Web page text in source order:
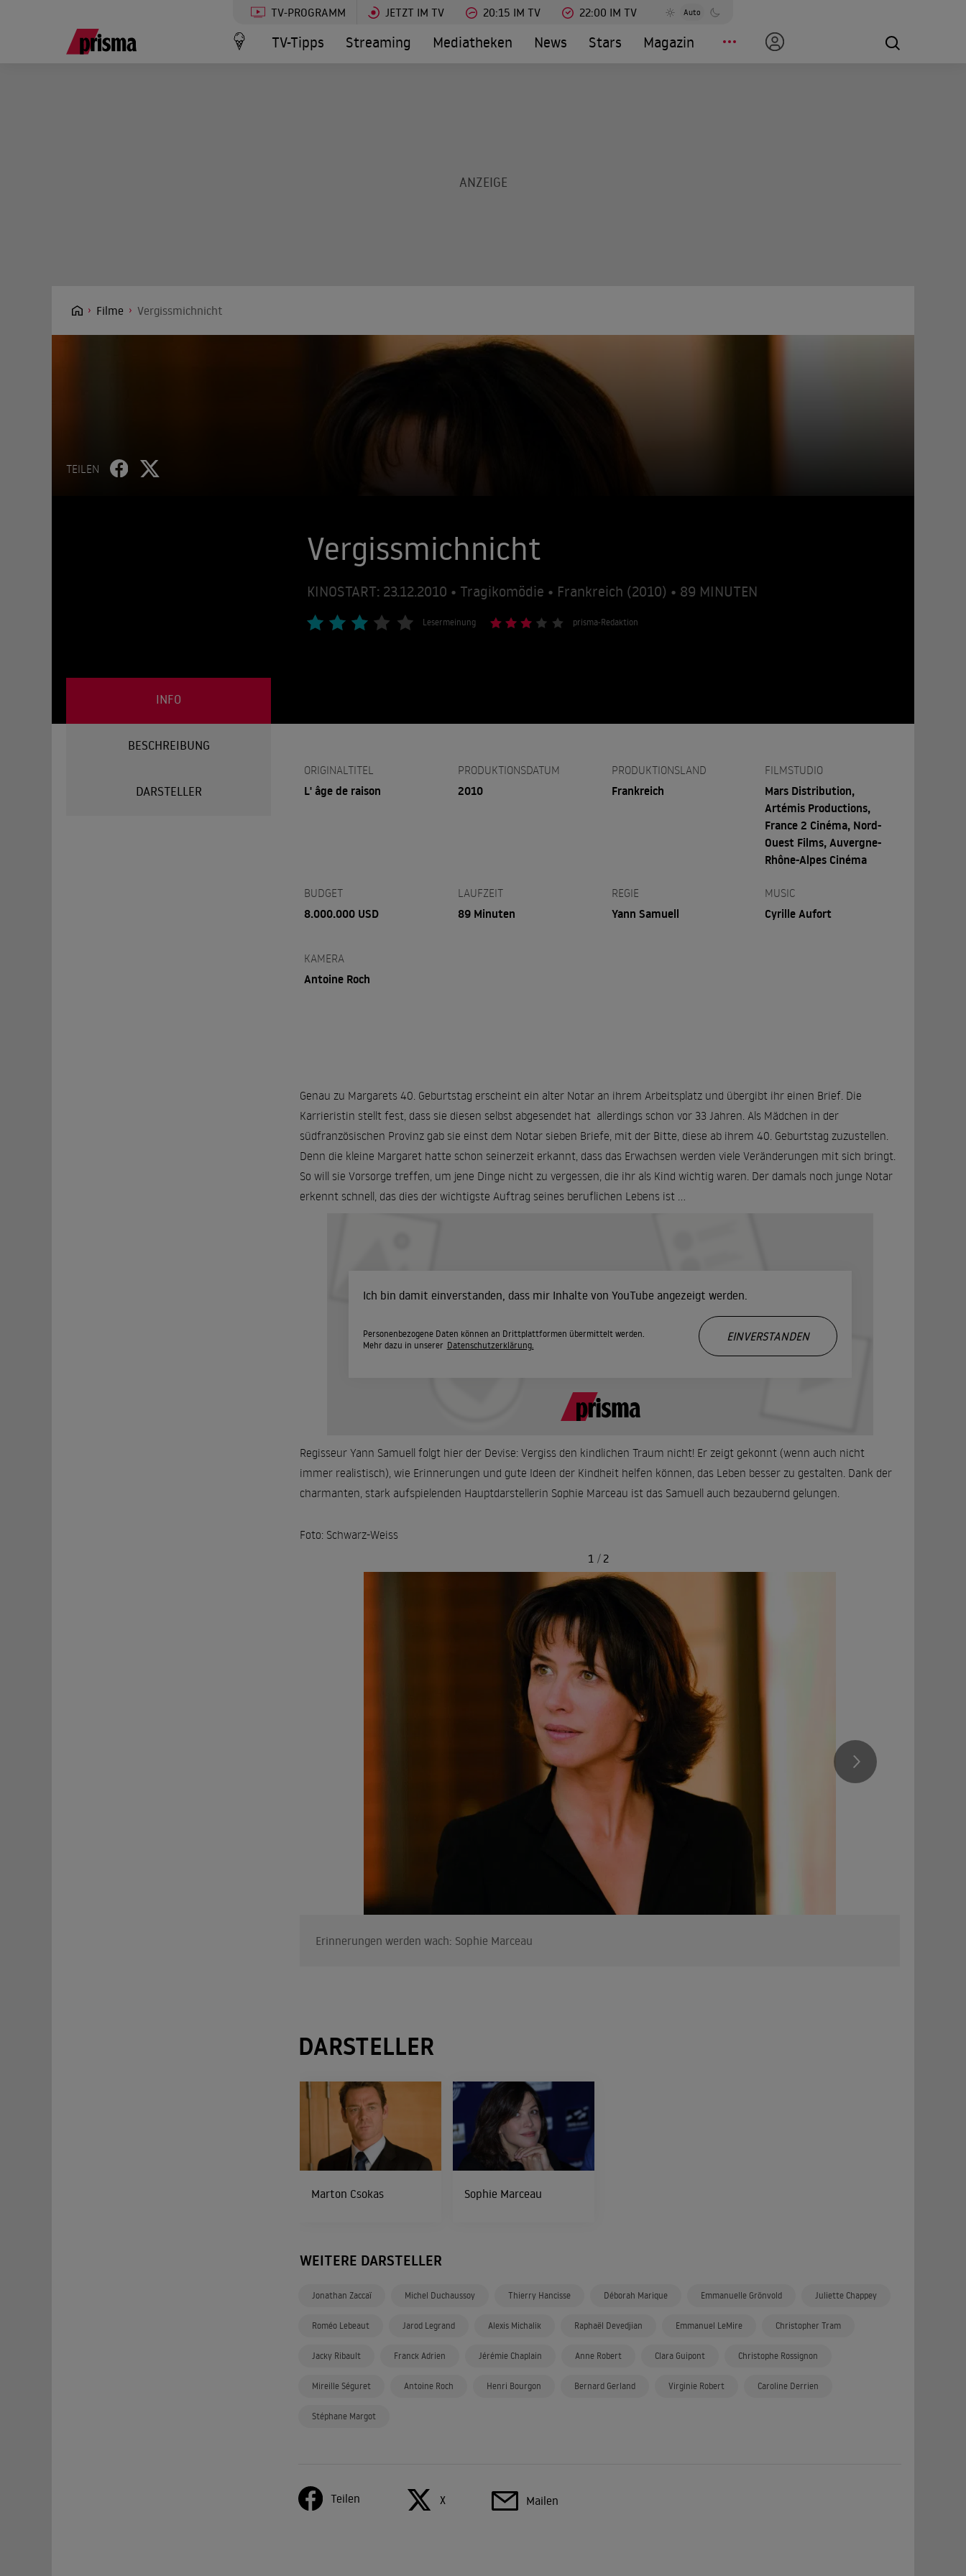
TV-PROGRAMM JETZT IM TV 20:15 IM TV 22:00 IM TV Auto
TV-Tipps Streaming Mediatheken News Stars Magazin
Filme Vergissmichnicht
TEILEN
Vergissmichnicht
KINOSTART: 23.12.2010 • Tragikomödie • Frankreich (2010) • 89 MINUTEN
Lesermeinung prisma-Redaktion
INFO
BESCHREIBUNG
DARSTELLER
ORIGINALTITEL
L' âge de raison
PRODUKTIONSDATUM
2010
PRODUKTIONSLAND
Frankreich
FILMSTUDIO
Mars Distribution,
Artémis Productions,
France 2 Cinéma, Nord-
Ouest Films, Auvergne-
Rhône-Alpes Cinéma
BUDGET
8.000.000 USD
LAUFZEIT
89 Minuten
REGIE
Yann Samuell
MUSIC
Cyrille Aufort
KAMERA
Antoine Roch
Genau zu Margarets 40. Geburtstag erscheint ein alter Notar an ihrem Arbeitsplatz und übergibt ihr einen Brief. Die
Karrieristin stellt fest, dass sie diesen selbst abgesendet hat  allerdings schon vor 33 Jahren. Als Mädchen in der
südfranzösischen Provinz gab sie einst dem Notar sieben Briefe, mit der Bitte, diese ab ihrem 40. Geburtstag zuzustellen.
Denn die kleine Margaret hatte schon seinerzeit erkannt, dass das Erwachsen werden viele Veränderungen mit sich bringt.
So will sie Vorsorge treffen, um jene Dinge nicht zu vergessen, die ihr als Kind wichtig waren. Der damals noch junge Notar
erkennt schnell, das dies der wichtigste Auftrag seines beruflichen Lebens ist ...
Ich bin damit einverstanden, dass mir Inhalte von YouTube angezeigt werden.
Personenbezogene Daten können an Drittplattformen übermittelt werden.
Mehr dazu in unserer Datenschutzerklärung.
EINVERSTANDEN
Regisseur Yann Samuell folgt hier der Devise: Vergiss den kindlichen Traum nicht! Er zeigt gekonnt (wenn auch nicht
immer realistisch), wie Erinnerungen und gute Ideen der Kindheit helfen können, das Leben besser zu gestalten. Dank der
charmanten, stark aufspielenden Hauptdarstellerin Sophie Marceau ist das Samuell auch bezaubernd gelungen.
Foto: Schwarz-Weiss
Erinnerungen werden wach: Sophie Marceau
1 / 2
DARSTELLER
Marton Csokas Sophie Marceau
WEITERE DARSTELLER
Jonathan Zaccaï Michel Duchaussoy Thierry Hancisse Déborah Marique Emmanuelle Grönvold Juliette Chappey
Roméo Lebeaut Jarod Legrand Alexis Michalik Raphaël Devedjian Emmanuel LeMire Christopher Tram
Jacky Ribault Franck Adrien Jérémie Chaplain Anne Robert Clara Guipont Christophe Rossignon
Mireille Séguret Antoine Roch Henri Bourgon Bernard Gerland Virginie Robert Caroline Derrien
Stéphane Margot
Teilen X Mailen